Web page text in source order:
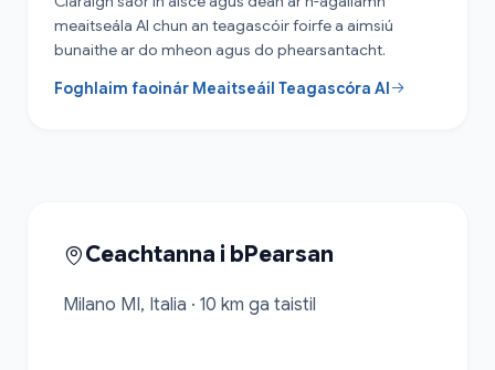
meaitseála AI chun an teagascóir foirfe a aimsiú
bunaithe ar do mheon agus do phearsantacht.
Foghlaim faoinár Meaitseáil Teagascóra AI
Ceachtanna i bPearsan
Milano MI, Italia · 10 km ga taistil